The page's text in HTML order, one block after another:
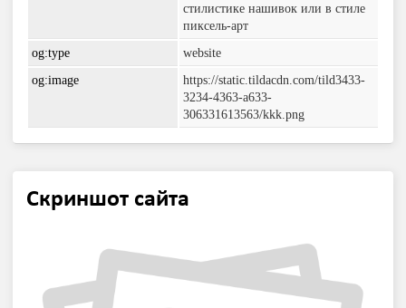
стилистике нашивок или в стиле
пиксель-арт
og:type
website
og:image
https://static.tildacdn.com/tild3433-
3234-4363-a633-
306331613563/kkk.png
Скриншот сайта